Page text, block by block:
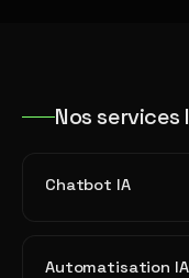
Nos services
Chatbot IA
Automatisation IA